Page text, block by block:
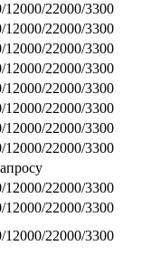
12000/22000/3300
12000/22000/3300
12000/22000/3300
12000/22000/3300
12000/22000/3300
12000/22000/3300
12000/22000/3300
12000/22000/3300
12000/22000/3300
12000/22000/3300
12000/22000/3300